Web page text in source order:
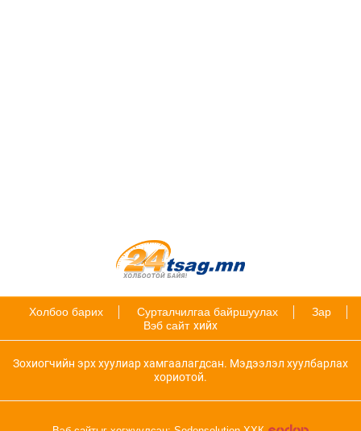
Холбоо барих Сурталчилгаа байршуулах
Зар
Вэб сайт хийх
Зохиогчийн эрх хуулиар хамгаалагдсан. Мэдээлэл хуулбарлах
хориотой.